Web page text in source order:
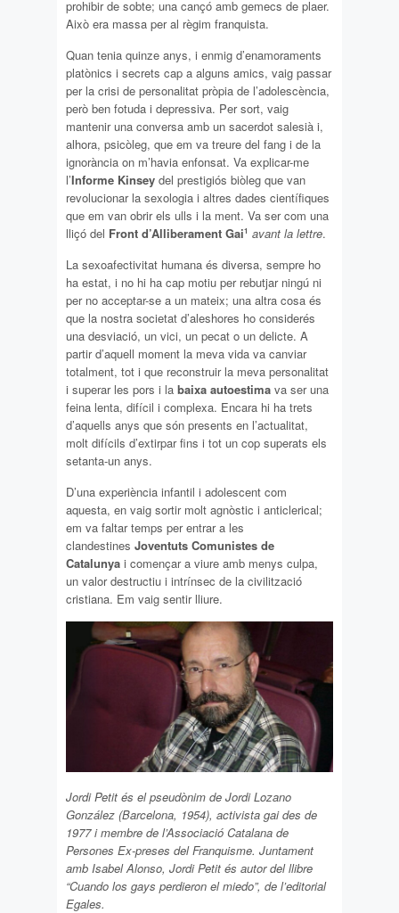
prohibir de sobte; una cançó amb gemecs de plaer.
Això era massa per al règim franquista.
Quan tenia quinze anys, i enmig d’enamoraments
platònics i secrets cap a alguns amics, vaig passar
per la crisi de personalitat pròpia de l’adolescència,
però ben fotuda i depressiva. Per sort, vaig
mantenir una conversa amb un sacerdot salesià i,
alhora, psicòleg, que em va treure del fang i de la
ignorància on m’havia enfonsat. Va explicar-me
l’Informe Kinsey del prestigiós biòleg que van
revolucionar la sexologia i altres dades científiques
que em van obrir els ulls i la ment. Va ser com una
lliçó del Front d’Alliberament Gai1 avant la lettre.
La sexoafectivitat humana és diversa, sempre ho
ha estat, i no hi ha cap motiu per rebutjar ningú ni
per no acceptar-se a un mateix; una altra cosa és
que la nostra societat d’aleshores ho considerés
una desviació, un vici, un pecat o un delicte. A
partir d’aquell moment la meva vida va canviar
totalment, tot i que reconstruir la meva personalitat
i superar les pors i la baixa autoestima va ser una
feina lenta, difícil i complexa. Encara hi ha trets
d’aquells anys que són presents en l’actualitat,
molt difícils d’extirpar fins i tot un cop superats els
setanta-un anys.
D’una experiència infantil i adolescent com
aquesta, en vaig sortir molt agnòstic i anticlerical;
em va faltar temps per entrar a les
clandestines Joventuts Comunistes de
Catalunya i començar a viure amb menys culpa,
un valor destructiu i intrínsec de la civilització
cristiana. Em vaig sentir lliure.
Jordi Petit és el pseudònim de Jordi Lozano
González (Barcelona, 1954), activista gai des de
1977 i membre de l’Associació Catalana de
Persones Ex-preses del Franquisme. Juntament
amb Isabel Alonso, Jordi Petit és autor del llibre
“Cuando los gays perdieron el miedo”, de l’editorial
Egales.